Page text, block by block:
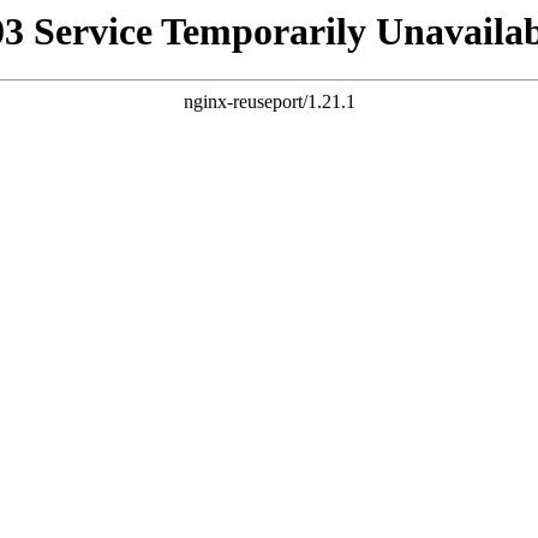
Service Temporarily
nginx-reuseport/1.21.1